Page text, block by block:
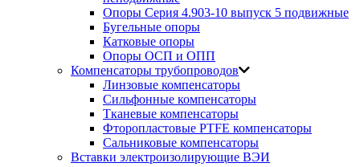
Опоры Серия 4.903-10 выпуск 5 подвижные
Бугельные опоры
Катковые опоры
Опоры ОСП и ОПП
Компенсаторы трубопроводов
Линзовые компенсаторы
Сильфонные компенсаторы
Тканевые компенсаторы
Фторопластовые PTFE компенсаторы
Сальниковые компенсаторы
Вставки электроизолирующие ВЭИ